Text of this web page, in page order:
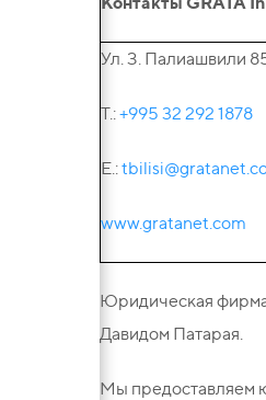
Ул. З. Палиашвили
T.:+995 32 292 1878
E.:
www.gratanet.com
Юридическая
Давидом Патарая.
Мы предоставляем